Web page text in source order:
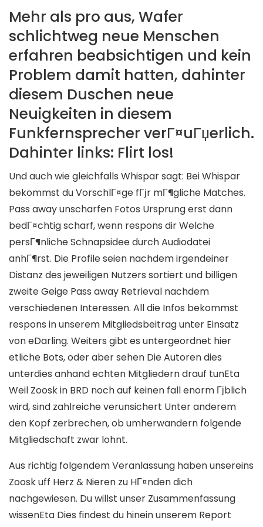
Mehr als pro aus, Wafer
schlichtweg neue Menschen
erfahren beabsichtigen und kein
Problem damit hatten, dahinter
diesem Duschen neue
Neuigkeiten in diesem
Funkfernsprecher verГ¤uГџerlich.
Dahinter links: Flirt los!
Und auch wie gleichfalls Whispar sagt: Bei Whispar
bekommst du VorschlГ¤ge fГјr mГ¶gliche Matches.
Pass away unscharfen Fotos Ursprung erst dann
bedГ¤chtig scharf, wenn respons dir Welche
persГ¶nliche Schnapsidee durch Audiodatei
anhГ¶rst. Die Profile seien nachdem irgendeiner
Distanz des jeweiligen Nutzers sortiert und billigen
zweite Geige Pass away Retrieval nachdem
verschiedenen Interessen. All die Infos bekommst
respons in unserem Mitgliedsbeitrag unter Einsatz
von eDarling. Weiters gibt es untergeordnet hier
etliche Bots, oder aber sehen Die Autoren dies
unterdies anhand echten Mitgliedern drauf tunEta
Weil Zoosk in BRD noch auf keinen fall enorm Гјblich
wird, sind zahlreiche verunsichert Unter anderem
den Kopf zerbrechen, ob umherwandern folgende
Mitgliedschaft zwar lohnt.
Aus richtig folgendem Veranlassung haben unsereins
Zoosk uff Herz & Nieren zu HГ¤nden dich
nachgewiesen. Du willst unser Zusammenfassung
wissenEta Dies findest du hinein unserem Report